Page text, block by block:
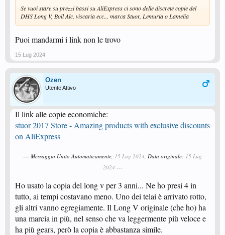
Se vuoi stare su prezzi bassi su AliExpress ci sono delle discrete copie del
DHS Long V, Boll Alc, viscaria ecc... marca Stuor, Lemuria o Lamelia
Puoi mandarmi i link non le trovo
15 Lug 2024
Ozen
Utente Attivo
Il link alle copie economiche:
stuor 2017 Store - Amazing products with exclusive discounts
on AliExpress
--- Messaggio Unito Automaticamente, 15 Lug 2024, Data originale: 15 Lug
2024 ---
Ho usato la copia del long v per 3 anni... Ne ho presi 4 in
tutto, ai tempi costavano meno. Uno dei telai è arrivato rotto,
gli altri vanno egregiamente. Il Long V originale (che ho) ha
una marcia in più, nel senso che va leggermente più veloce e
ha più gears, però la copia è abbastanza simile.